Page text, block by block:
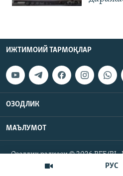
РУС
ИЖТИМОИЙ ТАРМОҚЛАР
ОЗОДЛИК
МАЪЛУМОТ
Озодлик радиоси © 2026 RFE/RL,
ҳимояланган.